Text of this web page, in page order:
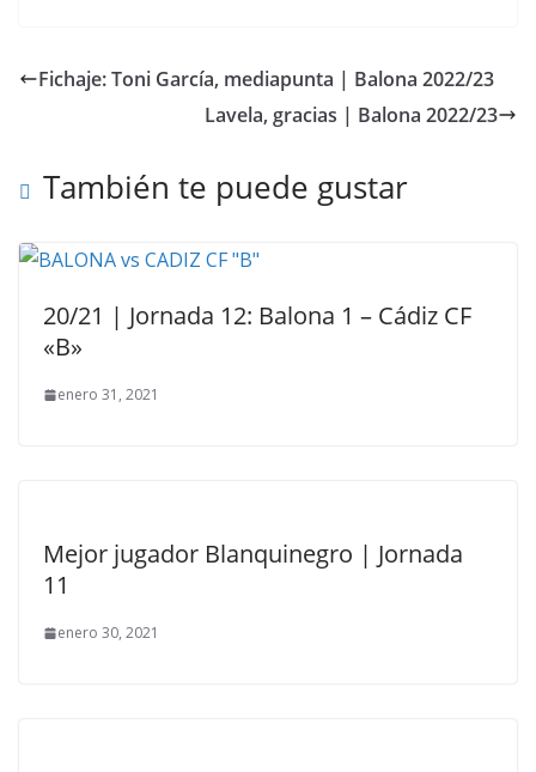
Fichaje: Toni García, mediapunta | Balona 2022/23
Lavela, gracias | Balona 2022/23
También te puede gustar
20/21 | Jornada 12: Balona 1 – Cádiz CF
«B»
enero 31, 2021
Mejor jugador Blanquinegro | Jornada
11
enero 30, 2021